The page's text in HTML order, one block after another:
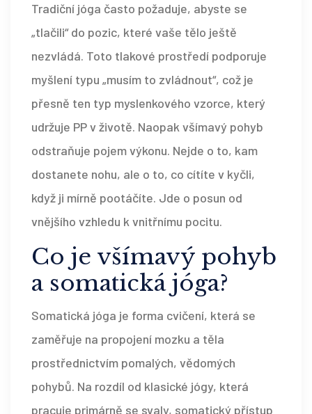
Tradiční jóga často požaduje, abyste se
„tlačili“ do pozic, které vaše tělo ještě
nezvládá. Toto tlakové prostředí podporuje
myšlení typu „musím to zvládnout“, což je
přesně ten typ myslenkového vzorce, který
udržuje PP v životě. Naopak všímavý pohyb
odstraňuje pojem výkonu. Nejde o to, kam
dostanete nohu, ale o to, co cítíte v kyčli,
když ji mírně pootáčíte. Jde o posun od
vnějšího vzhledu k vnitřnímu pocitu.
Co je všímavý pohyb
a somatická jóga?
Somatická jóga je forma cvičení, která se
zaměřuje na propojení mozku a těla
prostřednictvím pomalých, vědomých
pohybů. Na rozdíl od klasické jógy, která
pracuje primárně se svaly, somatický přístup